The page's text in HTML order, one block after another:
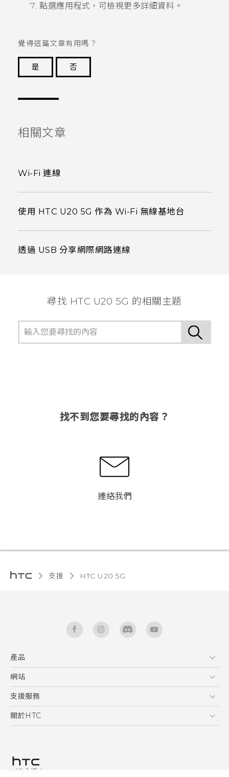
點選應用程式，可檢視更多詳細資料。
覺得這篇文章有用嗎？
是
否
相關文章
Wi-Fi 連線
使用 HTC U20 5G 作為 Wi-Fi 無線基地台
透過 USB 分享網際網路連線
尋找 ‎HTC U20 5G 的相關主題
找不到您要尋找的內容？
連絡我們
支援 ‎HTC U20 5G‎
產品
5G
智能手機
區塊鍊手機
網站
HTC Dev
HTC Research
支援服務
服務中心
關於HTC
私隱政策